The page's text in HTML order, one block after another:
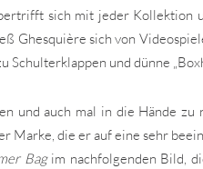
sich mit jeder Kollektion
Ghesquière sich von
und dünne
und auch mal in die Hände
Marke, die er auf eine sehr
Bagim nachfolgenden Bild,